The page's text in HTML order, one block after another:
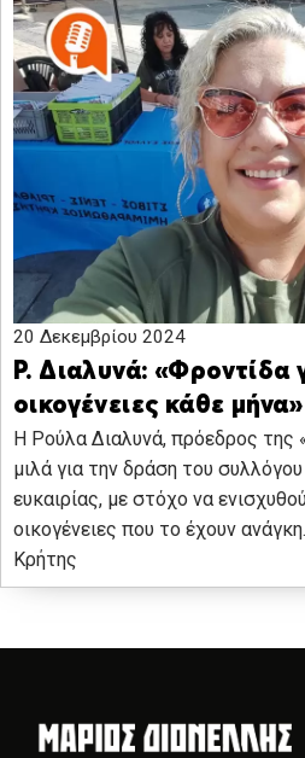
20 Δεκεμβρίου 2024
Ρ. Διαλυνά: «Φροντίδα
οικογένειες κάθε μήνα»
Η Ρούλα Διαλυνά, πρόεδρος της
μιλά για την δράση του
ευκαιρίας, με στόχο να
οικογένειες που το έχουν
Κρήτης